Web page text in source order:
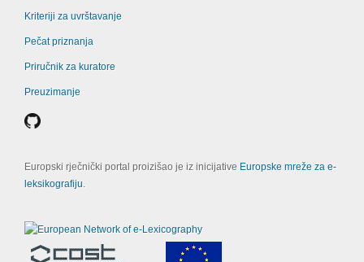
Kriteriji za uvrštavanje
Pečat priznanja
Priručnik za kuratore
Preuzimanje
Europski rječnički portal proizišao je iz inicijative Europske mreže za e-
leksikografiju.